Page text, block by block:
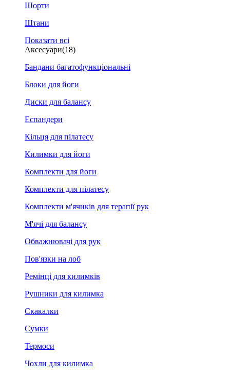
Шорти
Штани
Показати всі
Аксесуари(18)
Бандани багатофункціональні
Блоки для йоги
Диски для балансу
Еспандери
Кільця для пілатесу
Килимки для йоги
Комплекти для йоги
Комплекти для пілатесу
Комплекти м'ячиків для терапії рук
М'ячі для балансу
Обважнювачі для рук
Пов'язки на лоб
Ремінці для килимків
Рушники для килимка
Скакалки
Сумки
Термоси
Чохли для килимка